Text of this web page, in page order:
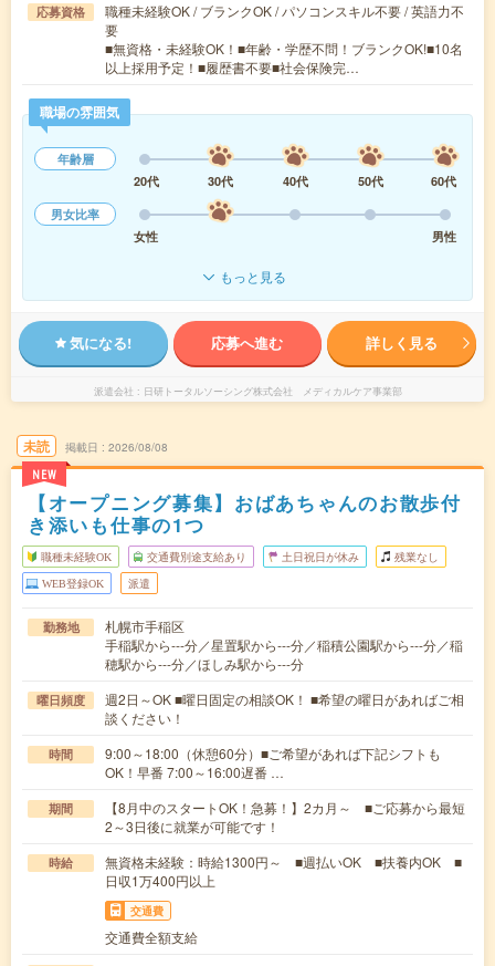
応募資格
職種未経験OK / ブランクOK / パソコンスキル不要 / 英語力不
要
■無資格・未経験OK！■年齢・学歴不問！ブランクOK!■10名
以上採用予定！■履歴書不要■社会保険完…
職場の雰囲気
年齢層
20代
30代 40代 50代
60代
男女比率
女性
男性
もっと見る
気になる! 応募へ進む 詳しく見る
派遣会社 日研トータルソーシング株式会社 メディカルケア事業部
未読
NEW
掲載日 2026/08/08
【オープニング募集】おばあちゃんのお散歩付
き添いも仕事の1つ
職種未経験OK 交通費別途支給あり 土日祝日が休み 残業なし
WEB登録OK 派遣
勤務地
札幌市手稲区
手稲駅から---分／星置駅から---分／稲積公園駅から---分／稲
穂駅から---分／ほしみ駅から---分
曜日頻度
週2日～OK ■曜日固定の相談OK！ ■希望の曜日があればご相
談ください！
時間
9:00～18:00（休憩60分）■ご希望があれば下記シフトも
OK！早番 7:00～16:00遅番 …
期間
【8月中のスタートOK！急募！】2カ月～ ■ご応募から最短
2～3日後に就業が可能です！
時給
無資格未経験：時給1300円～ ■週払いOK ■扶養内OK ■
日収1万400円以上
交通費
交通費全額支給